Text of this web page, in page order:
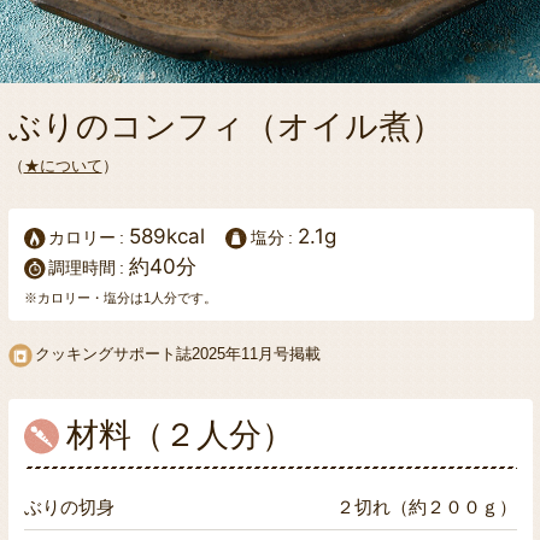
ぶりのコンフィ（オイル煮）
（ ★について ）
カロリー 589kcal 塩分 2.1g
調理時間 約40分
※カロリー・塩分は1人分です。
クッキングサポート誌2025年11月号掲載
材料（２人分）
ぶりの切身 ２切れ（約２００ｇ）